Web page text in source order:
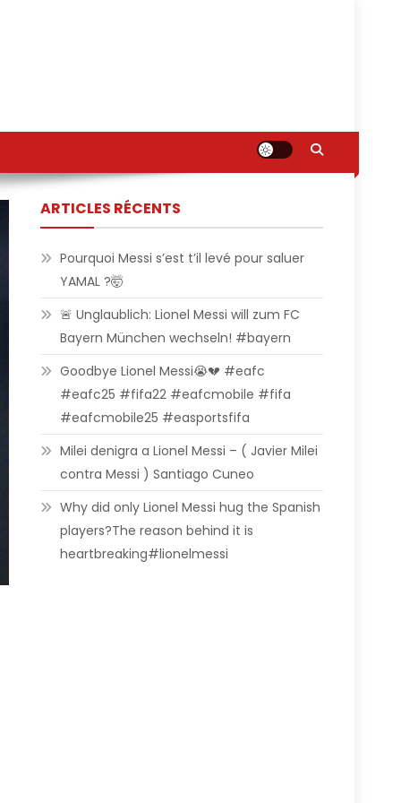
ARTICLES RÉCENTS
Pourquoi Messi s’est t’il levé pour saluer
YAMAL ?🤯
🚨 Unglaublich: Lionel Messi will zum FC
Bayern München wechseln! #bayern
Goodbye Lionel Messi😭💔 #eafc
#eafc25 #fifa22 #eafcmobile #fifa
#eafcmobile25 #easportsfifa
Milei denigra a Lionel Messi – ( Javier Milei
contra Messi ) Santiago Cuneo
Why did only Lionel Messi hug the Spanish
players?The reason behind it is
heartbreaking#lionelmessi